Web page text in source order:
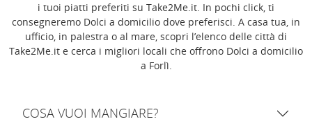
i tuoi piatti preferiti su Take2Me.it. In pochi click, ti
consegneremo Dolci a domicilio dove preferisci. A casa tua, in
ufficio, in palestra o al mare, scopri l’elenco delle città di
Take2Me.it e cerca i migliori locali che offrono Dolci a domicilio
a Forlì.
COSA VUOI MANGIARE?